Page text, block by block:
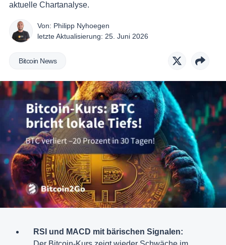
aktuelle Chartanalyse.
Von: Philipp Nyhoegen
letzte Aktualisierung: 25. Juni 2026
Bitcoin News
RSI und MACD mit bärischen Signalen: